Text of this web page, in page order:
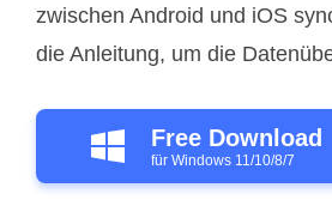
zwischen Android und iOS
die Anleitung, um die
Free Download
für Windows 11/10/8/7